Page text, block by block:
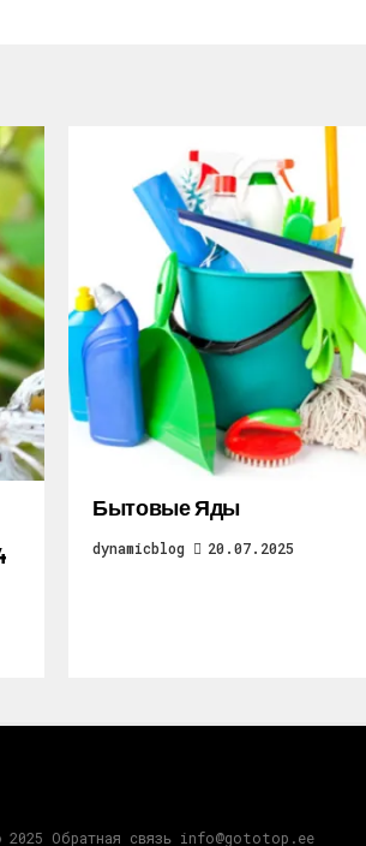
Бытовые Яды
dynamicblog 20.07.2025
Обратная связь info@gototop.ee